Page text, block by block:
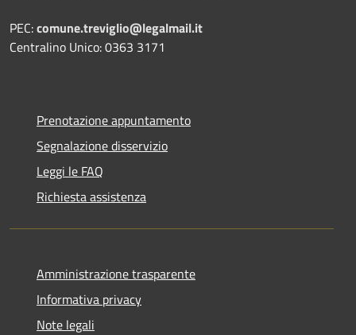
PEC:comune.treviglio@legalmail.it
Centralino Unico: 0363 3171
Prenotazione appuntamento
Segnalazione disservizio
Leggi le FAQ
Richiesta assistenza
Amministrazione trasparente
Informativa privacy
Note legali